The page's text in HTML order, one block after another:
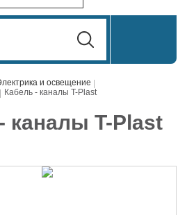
и освещение
Кабель - каналы T-Plast
каналы T-Plast